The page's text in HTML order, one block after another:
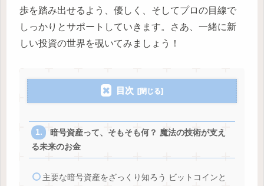
歩を踏み出せるよう、優しく、そしてプロの目線で
しっかりとサポートしていきます。さあ、一緒に新
しい投資の世界を覗いてみましょう！
目次
暗号資産って、そもそも何？ 魔法の技術が支え
る未来のお金
主要な暗号資産をざっくり知ろう ビットコインと